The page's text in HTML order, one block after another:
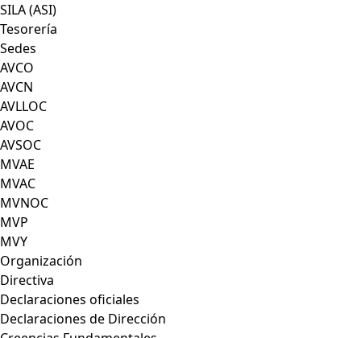
SILA (ASI)
Tesorería
Sedes
AVCO
AVCN
AVLLOC
AVOC
AVSOC
MVAE
MVAC
MVNOC
MVP
MVY
Organización
Directiva
Declaraciones oficiales
Declaraciones de Dirección